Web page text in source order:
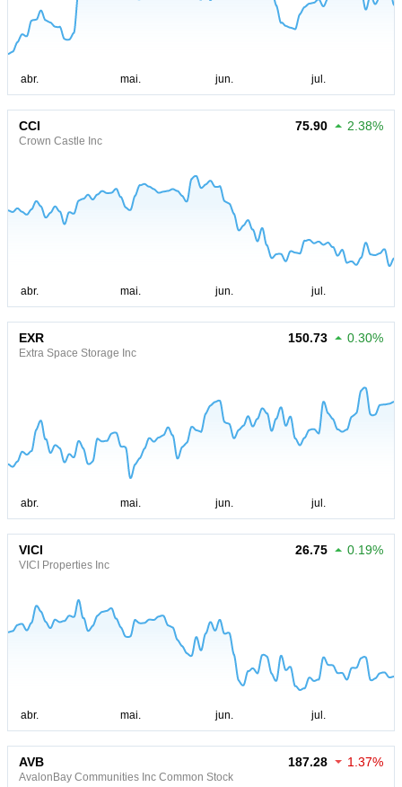
CCI
Crown Castle Inc
75.90 2.38%
EXR
Extra Space Storage Inc
150.73 0.30%
VICI
VICI Properties Inc
26.75 0.19%
AVB
AvalonBay Communities Inc Common Stock
187.28 1.37%